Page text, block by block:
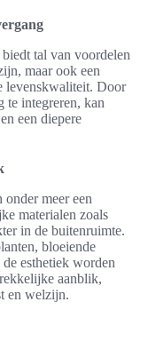
tal van voordelen
maar ook een
levenskwaliteit. Door
te integreren, kan
een diepere
meer een
materialen zoals
in de buitenruimte.
bloeiende
esthetiek worden
aanblik,
en welzijn.